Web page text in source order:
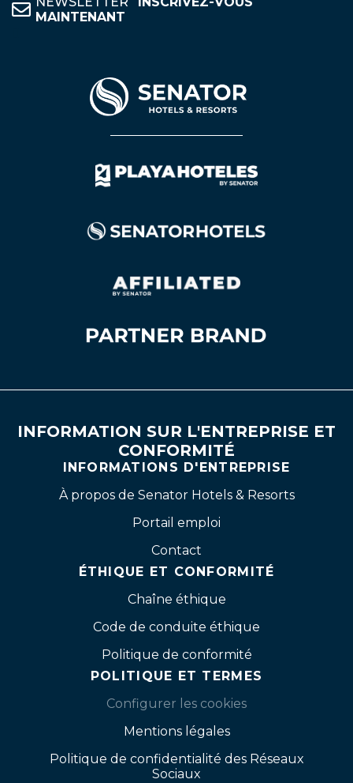
MAINTENANT
INFORMATION SUR L'ENTREPRISE ET
CONFORMITÉ
INFORMATIONS D'ENTREPRISE
À propos de Senator Hotels & Resorts
Portail emploi
Contact
ÉTHIQUE ET CONFORMITÉ
Chaîne éthique
Code de conduite éthique
Politique de conformité
POLITIQUE ET TERMES
Configurer les cookies
Mentions légales
Politique de confidentialité des Réseaux
Sociaux